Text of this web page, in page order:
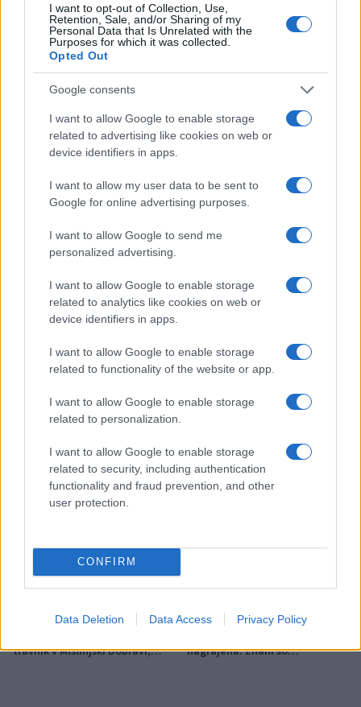
I want to opt-out of Collection, Use,
Retention, Sale, and/or Sharing of my
Personal Data that Is Unrelated with the
Purposes for which it was collected.
Opted Out
Google consents
I want to allow Google to enable storage
related to advertising like cookies on web or
device identifiers in apps.
I want to allow my user data to be sent to
Google for online advertising purposes.
I want to allow Google to send me
personalized advertising.
I want to allow Google to enable storage
related to analytics like cookies on web or
device identifiers in apps.
I want to allow Google to enable storage
related to functionality of the website or app.
I want to allow Google to enable storage
related to personalization.
I want to allow Google to enable storage
related to security, including authentication
functionality and fraud prevention, and other
user protection.
CONFIRM
Data Deletion Data Access Privacy Policy
posameznik kazensko odgovoren za javno spodbujanje
sovraštva, nasilja ali nestrpnosti. Komentarji z žaljivimi,
rasističnimi, diskriminatornimi ali nezakonitimi vsebinami bodo
odstranjeni. Pravila komentiranja →
Failed to fetch
Slovenj Gradec
Kategorije: Novice Šport Novice Šport
guinnesov rekord
kegljanje
slovenije Uroš Stoklas
Članska ekipa NK Slovenj
občinstva
travnik v Mislinjski Dobravi,
nagrajena: Znani so